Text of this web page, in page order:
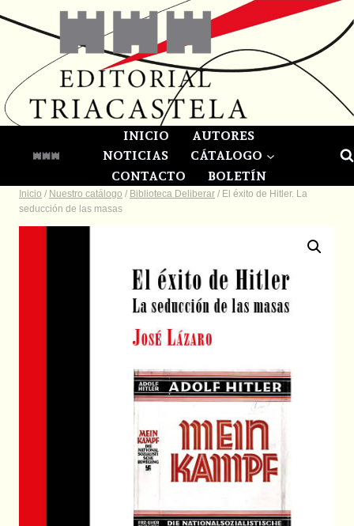
INICIO
AUTORES
NOTICIAS
CÁTALOGO
CONTACTO
BOLETÍN
Inicio / Nuestro catálogo / Biblioteca Deliberar / El éxito de Hitler. La
seducción de las masas